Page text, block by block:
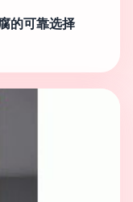
的可靠选择